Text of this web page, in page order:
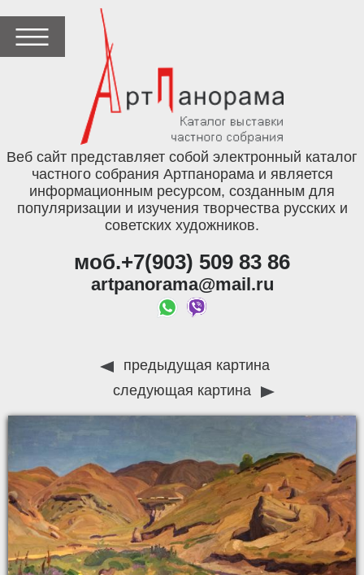
Веб сайт представляет собой электронный каталог
частного собрания Артпанорама и является
информационным ресурсом, созданным для
популяризации и изучения творчества русских и
советских художников.
моб.+7(903) 509 83 86
artpanorama@mail.ru
предыдущая картина
следующая картина